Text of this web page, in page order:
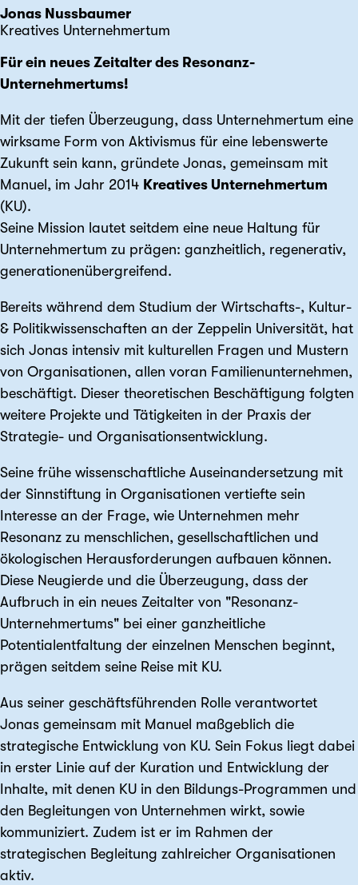
Jonas Nussbaumer
Kreatives Unternehmertum
Für ein neues Zeitalter des Resonanz-
Unternehmertums!
Mit der tiefen Überzeugung, dass Unternehmertum eine
wirksame Form von Aktivismus für eine lebenswerte
Zukunft sein kann, gründete Jonas, gemeinsam mit
Manuel, im Jahr 2014 Kreatives Unternehmertum
(KU).
Seine Mission lautet seitdem eine neue Haltung für
Unternehmertum zu prägen: ganzheitlich, regenerativ,
generationenübergreifend.
Bereits während dem Studium der Wirtschafts-, Kultur-
& Politikwissenschaften an der Zeppelin Universität, hat
sich Jonas intensiv mit kulturellen Fragen und Mustern
von Organisationen, allen voran Familienunternehmen,
beschäftigt. Dieser theoretischen Beschäftigung folgten
weitere Projekte und Tätigkeiten in der Praxis der
Strategie- und Organisationsentwicklung.
Seine frühe wissenschaftliche Auseinandersetzung mit
der Sinnstiftung in Organisationen vertiefte sein
Interesse an der Frage, wie Unternehmen mehr
Resonanz zu menschlichen, gesellschaftlichen und
ökologischen Herausforderungen aufbauen können.
Diese Neugierde und die Überzeugung, dass der
Aufbruch in ein neues Zeitalter von "Resonanz-
Unternehmertums" bei einer ganzheitliche
Potentialentfaltung der einzelnen Menschen beginnt,
prägen seitdem seine Reise mit KU.
Aus seiner geschäftsführenden Rolle verantwortet
Jonas gemeinsam mit Manuel maßgeblich die
strategische Entwicklung von KU. Sein Fokus liegt dabei
in erster Linie auf der Kuration und Entwicklung der
Inhalte, mit denen KU in den Bildungs-Programmen und
den Begleitungen von Unternehmen wirkt, sowie
kommuniziert. Zudem ist er im Rahmen der
strategischen Begleitung zahlreicher Organisationen
aktiv.